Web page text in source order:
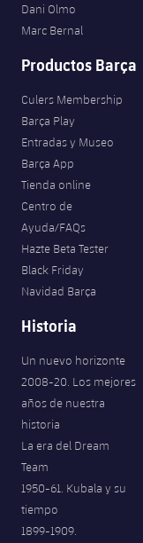
Dani Olmo
Marc Bernal
Productos Barça
Culers Membership
Barça Play
Entradas y Museo
Barça App
Tienda online
Centro de
Ayuda/FAQs
Hazte Beta Tester
Black Friday
Navidad Barça
Historia
Un nuevo horizonte
2008-20. Los mejores
años de nuestra
historia
La era del Dream
Team
1950-61. Kubala y su
tiempo
1899-1909.